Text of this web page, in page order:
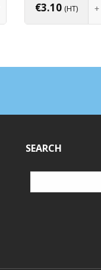
€3.10 (HT)
SEARCH